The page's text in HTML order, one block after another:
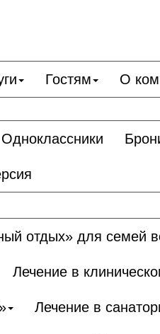
Гостям О
Одноклассники
отдых» для семей
Лечение в
Лечение в